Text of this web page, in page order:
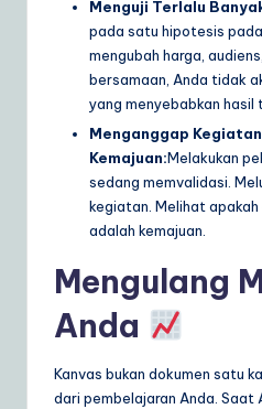
Menguji Terlalu
pada satu hipotesis
mengubah harga,
bersamaan, Anda tidak
yang menyebabkan hasil
Menganggap
Kemajuan:Melakukan
sedang memvalidasi.
kegiatan. Melihat apakah
adalah kemajuan.
Mengulang
Anda
Kanvas bukan dokumen satu
dari pembelajaran Anda. Saat